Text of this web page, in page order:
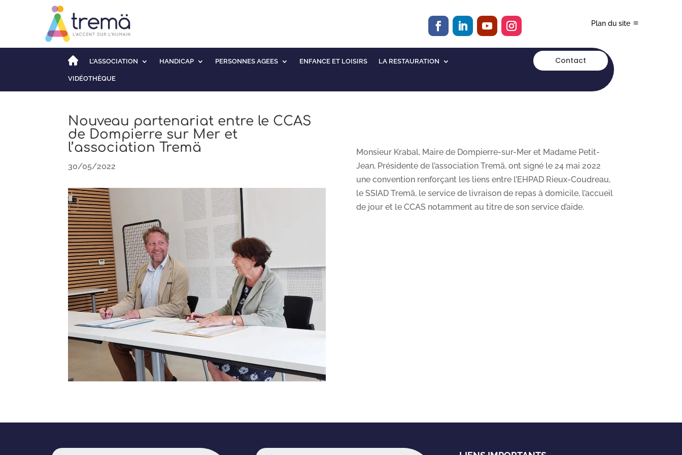
Plan du site
L’ASSOCIATION HANDICAP PERSONNES AGEES ENFANCE ET LOISIRS LA RESTAURATION
VIDÉOTHÈQUE
Contact
Nouveau partenariat entre le CCAS
de Dompierre sur Mer et
l’association Tremä
30/05/2022
Monsieur Krabal, Maire de Dompierre-sur-Mer et Madame Petit-
Jean, Présidente de l’association Tremä, ont signé le 24 mai 2022
une convention renforçant les liens entre l’EHPAD Rieux-Coudreau,
le SSIAD Tremä, le service de livraison de repas à domicile, l’accueil
de jour et le CCAS notamment au titre de son service d’aide.